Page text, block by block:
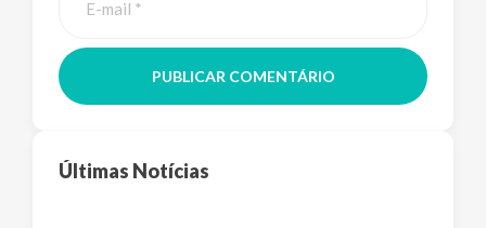
PUBLICAR COMENTÁRIO
Últimas Notícias